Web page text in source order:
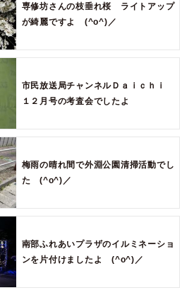
専修坊さんの枝垂れ桜 ライトアップ
が綺麗ですよ (^o^)／
市民放送局チャンネルＤａｉｃｈｉ
１２月号の考査会でしたよ
梅雨の晴れ間で外淵公園清掃活動でし
た (^o^)／
南部ふれあいプラザのイルミネーショ
ンを片付けましたよ (^o^)／